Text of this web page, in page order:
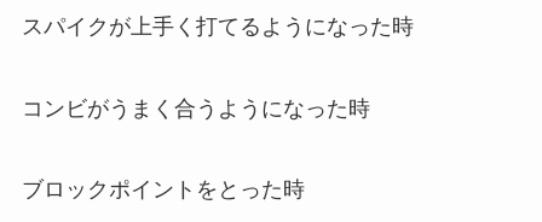
スパイクが上手く打てるようになった時
コンビがうまく合うようになった時
ブロックポイントをとった時